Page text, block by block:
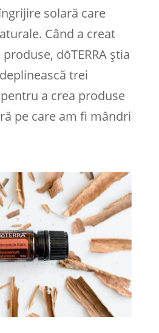
solară care
Când a creat
dōTERRA știa
trei
a crea produse
pe care am fi mândri